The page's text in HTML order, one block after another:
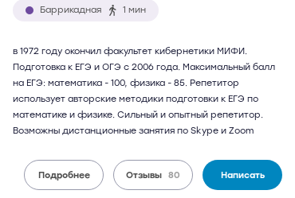
Баррикадная 1 мин
в 1972 году окончил факультет кибернетики МИФИ.
Подготовка к ЕГЭ и ОГЭ с 2006 года. Максимальный балл
на ЕГЭ: математика - 100, физика - 85. Репетитор
использует авторские методики подготовки к ЕГЭ по
математике и физике. Сильный и опытный репетитор.
Возможны дистанционные занятия по Skype и Zoom
Подробнее Отзывы 80 Написать